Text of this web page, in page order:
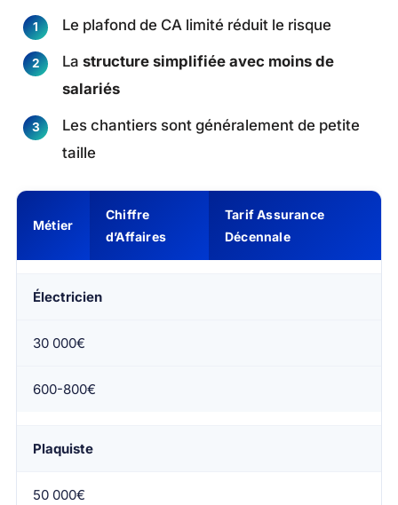
Le plafond de CA limité réduit le risque
La structure simplifiée avec moins de
salariés
Les chantiers sont généralement de petite
taille
Métier
Chiffre
d’Affaires
Tarif Assurance
Décennale
Électricien
30 000€
600-800€
Plaquiste
50 000€